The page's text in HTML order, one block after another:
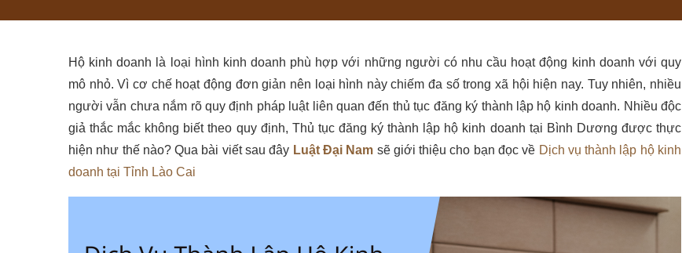
Hộ kinh doanh là loại hình kinh doanh phù hợp với những người có nhu cầu hoạt động kinh doanh với quy
mô nhỏ. Vì cơ chế hoạt động đơn giản nên loại hình này chiếm đa số trong xã hội hiện nay. Tuy nhiên, nhiều
người vẫn chưa nắm rõ quy định pháp luật liên quan đến thủ tục đăng ký thành lập hộ kinh doanh. Nhiều độc
giả thắc mắc không biết theo quy định, Thủ tục đăng ký thành lập hộ kinh doanh tại Bình Dương được thực
hiện như thế nào? Qua bài viết sau đây Luật Đại Nam sẽ giới thiệu cho bạn đọc về Dịch vụ thành lập hộ kinh
doanh tại Tỉnh Lào Cai